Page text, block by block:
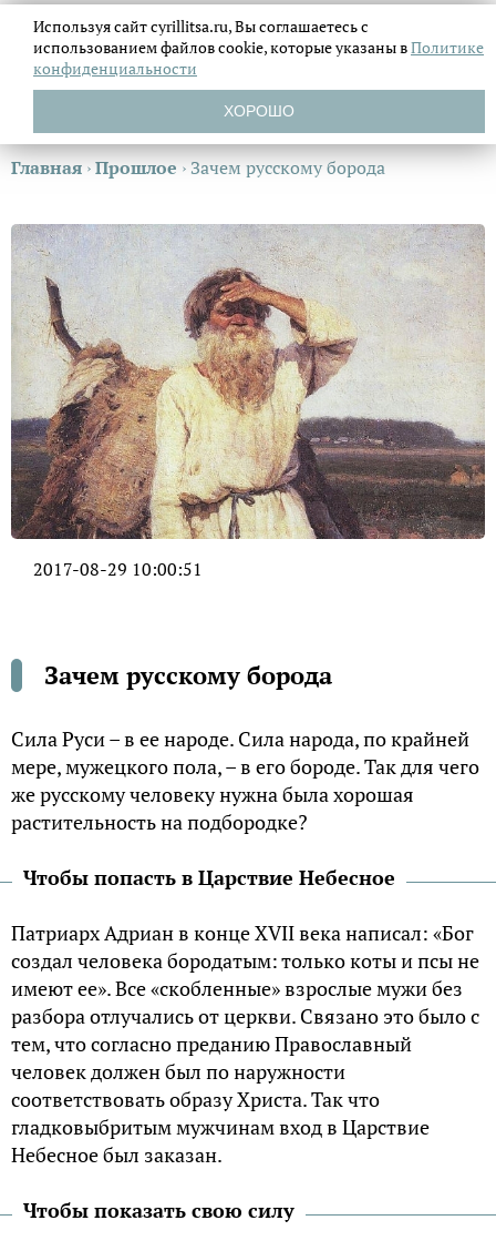
Главная ›Прошлое › Зачем русскому борода
2017-08-29 10:00:51
Зачем русскому борода
Сила Руси – в ее народе. Сила народа, по крайней
мере, мужецкого пола, – в его бороде. Так для чего
же русскому человеку нужна была хорошая
растительность на подбородке?
Чтобы попасть в Царствие Небесное
Патриарх Адриан в конце XVII века написал: «Бог
создал человека бородатым: только коты и псы не
имеют ее». Все «скобленные» взрослые мужи без
разбора отлучались от церкви. Связано это было с
тем, что согласно преданию Православный
человек должен был по наружности
соответствовать образу Христа. Так что
гладковыбритым мужчинам вход в Царствие
Небесное был заказан.
Чтобы показать свою силу
Используя сайт cyrillitsa.ru, Вы соглашаетесь с
использованием файловcookie, которые указаны вПолитике
конфиденциальности
ХОРОШО